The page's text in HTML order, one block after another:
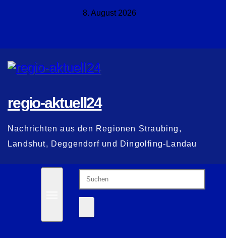
8. August 2026
regio-aktuell24
Nachrichten aus den Regionen Straubing,
Landshut, Deggendorf und Dingolfing-Landau